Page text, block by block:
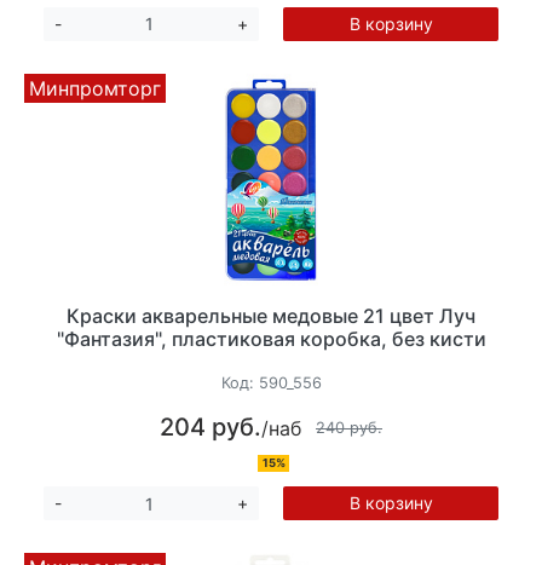
- + В корзину
Минпромторг
Краски акварельные медовые 21 цвет Луч
"Фантазия", пластиковая коробка, без кисти
Код: 590_556
204 руб./наб 240 руб.
15%
- + В корзину